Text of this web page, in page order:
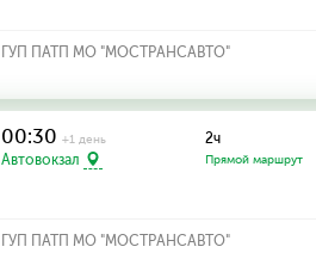
ГУП ПАТП МО "МОСТРАНСАВТО"
00:30+1 день
Автовокзал
2ч
Прямой маршрут
ГУП ПАТП МО "МОСТРАНСАВТО"